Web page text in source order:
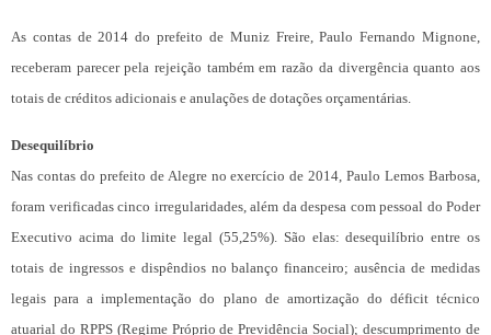
As contas de 2014 do prefeito de Muniz Freire, Paulo Fernando Mignone,
receberam parecer pela rejeição também em razão da divergência quanto aos
totais de créditos adicionais e anulações de dotações orçamentárias.
Desequilíbrio
Nas contas do prefeito de Alegre no exercício de 2014, Paulo Lemos Barbosa,
foram verificadas cinco irregularidades, além da despesa com pessoal do Poder
Executivo acima do limite legal (55,25%). São elas: desequilíbrio entre os
totais de ingressos e dispêndios no balanço financeiro; ausência de medidas
legais para a implementação do plano de amortização do déficit técnico
atuarial do RPPS (Regime Próprio de Previdência Social); descumprimento de